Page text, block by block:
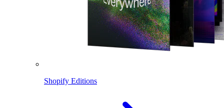
Shopify Editions